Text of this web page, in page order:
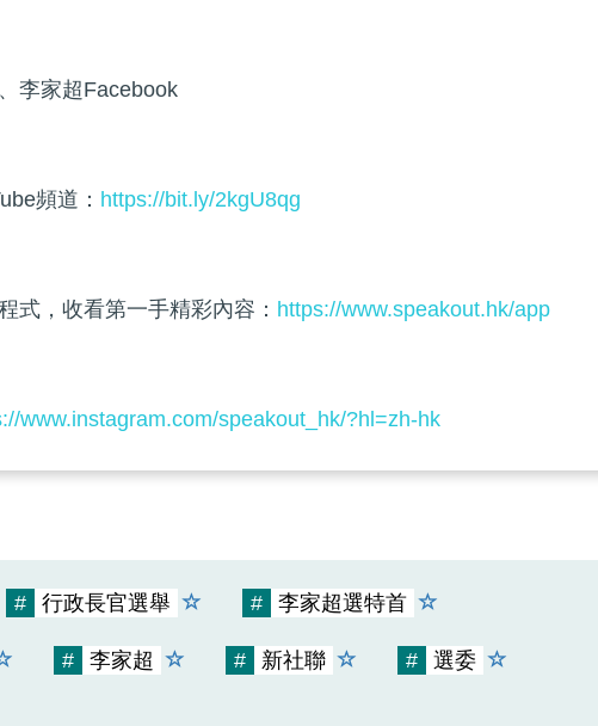
李家超Facebook
頻道： https://bit.ly/2kgU8qg
式，收看第一手精彩內容： https://www.speakout.hk/app
www.instagram.com/speakout_hk/?hl=zh-hk
# 行政長官選舉 # 李家超選特首
# 李家超 # 新社聯 # 選委